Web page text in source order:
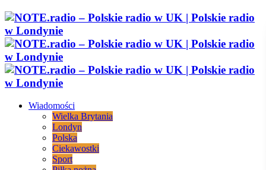
Wiadomości
Wielka Brytania
Londyn
Polska
Ciekawostki
Sport